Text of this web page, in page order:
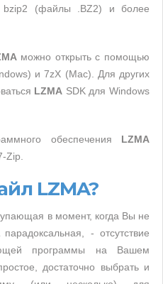
bzip2 (файлы .BZ2) и более
можно открыть с помощью
и 7zX (Mac). Для других
LZMA SDK для Windows
обеспечения LZMA
Zip.
LZMA?
в момент, когда Вы не
- отсутствие
программы на Вашем
достаточно выбрать и